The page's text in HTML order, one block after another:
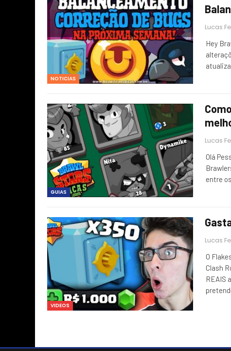
NOTICIAS
Lucas
Hey
GUIAS
Lucas
Olá
entre
VIDEOS
Lucas
O
Clash
REAIS